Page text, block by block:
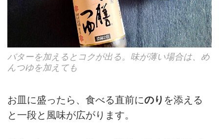
バターを加えるとコクが出る。味が薄い場合は、め
んつゆを加えても
お皿に盛ったら、食べる直前にのり を添える
と一段と風味が広がります。